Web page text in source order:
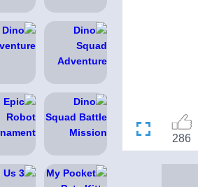
286